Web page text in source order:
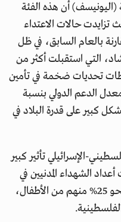
(اليونيسف) أن هذه الفئة
تزايدت حالات الاعتداء
والأطفال بنسبة 30% مقارنة بالعام السابق، في ظل
التي استقبلت أكثر من
تحديات ضخمة في تأمين
الدعم الدولي بنسبة
كبير على قدرة البلاد في
الإسرائيلي تأثير كبير
الشهداء المدنيين في
قطاع غزة إلى نحو 45 ألف شخص، نحو 25% منهم من الأطفال،